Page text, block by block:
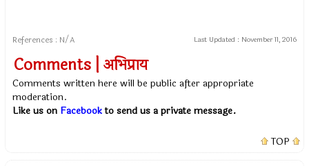
References : N/A Last Updated : November 11, 2016
Comments | अभिप्राय
Comments written here will be public after appropriate
moderation.
Like us on Facebookto send us a private message.
TOP